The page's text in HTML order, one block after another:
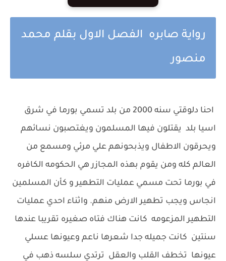
رواية صابره الفصل الاول بقلم محمد
منصور
احنا دلوقتي سنه 2000 من بلد تسمي بورما في شرق
اسيا بلد يقتلون فيها المسلمون ويغتصبون نسائهم
ويحرقون الاطفال ويذبحونهم علي مرئي ومسمع من
العالم كله ومن يقوم بهذه المجازر هي الحكومه الكافره
في بورما تحت مسمي عمليات التطهير و كأن المسلمين
انجاس ويجب تطهير الارض منهم. واثناء احدي عمليات
التطهير المزعومه كانت هناك فتاه صغيره تقريبا عندها
سنتين كانت جميله جدا شعرها ناعم وعيونها عسلي
عيونها تخطف القلب والعقل ترتدي سلسه ذهب في